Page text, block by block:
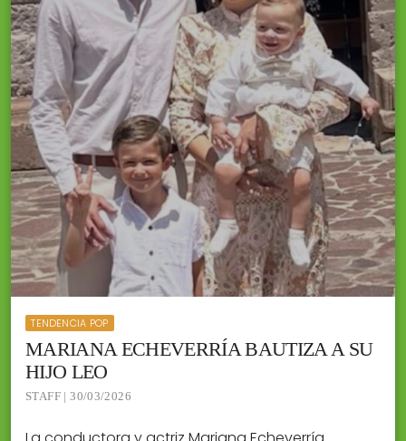
TENDENCIA POP
MARIANA ECHEVERRÍA BAUTIZA A SU
HIJO LEO
STAFF | 30/03/2026